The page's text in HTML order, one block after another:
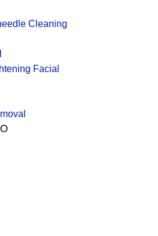
Cleaning
Facial